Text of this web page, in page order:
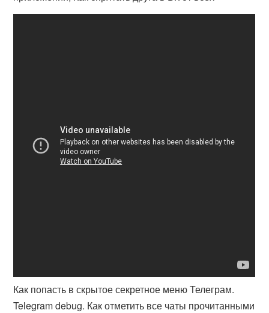
Как попасть в скрытое секретное меню Телеграм.
Telegram debug. Как отметить все чаты прочитанными